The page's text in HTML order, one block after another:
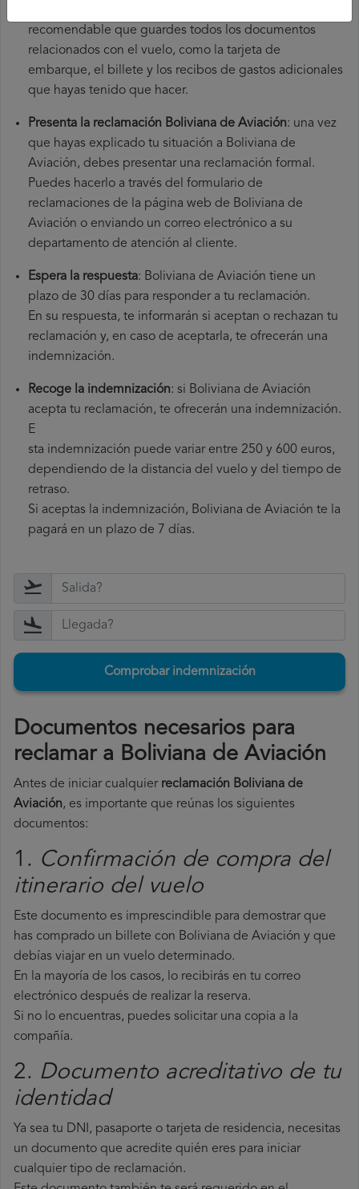
recomendable que guardes todos los documentos
relacionados con el vuelo, como la tarjeta de
embarque, el billete y los recibos de gastos adicionales
que hayas tenido que hacer.
Presenta la reclamación Boliviana de Aviación: una vez
que hayas explicado tu situación a Boliviana de
Aviación, debes presentar una reclamación formal.
Puedes hacerlo a través del formulario de
reclamaciones de la página web de Boliviana de
Aviación o enviando un correo electrónico a su
departamento de atención al cliente.
Espera la respuesta: Boliviana de Aviación tiene un
plazo de 30 días para responder a tu reclamación.
En su respuesta, te informarán si aceptan o rechazan tu
reclamación y, en caso de aceptarla, te ofrecerán una
indemnización.
Recoge la indemnización: si Boliviana de Aviación
acepta tu reclamación, te ofrecerán una indemnización.
E
sta indemnización puede variar entre 250 y 600 euros,
dependiendo de la distancia del vuelo y del tiempo de
retraso.
Si aceptas la indemnización, Boliviana de Aviación te la
pagará en un plazo de 7 días.
Comprobar indemnización
Documentos necesarios para
reclamar a Boliviana de Aviación
Antes de iniciar cualquier reclamación Boliviana de
Aviación, es importante que reúnas los siguientes
documentos:
1. Confirmación de compra del
itinerario del vuelo
Este documento es imprescindible para demostrar que
has comprado un billete con Boliviana de Aviación y que
debías viajar en un vuelo determinado.
En la mayoría de los casos, lo recibirás en tu correo
electrónico después de realizar la reserva.
Si no lo encuentras, puedes solicitar una copia a la
compañía.
2. Documento acreditativo de tu
identidad
Ya sea tu DNI, pasaporte o tarjeta de residencia, necesitas
un documento que acredite quién eres para iniciar
cualquier tipo de reclamación.